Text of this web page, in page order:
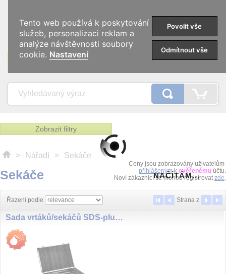
KATEGORIE
Zobrazit filtry
> Nářadí > Sekáče
Ceny jsou zobrazovány uživatelům
přihlášenýmk ověřenému účtu.
Noví zákaznící se mohou registrovatzde.
Sekáče
Řazení podle Strana z
NAČÍTÁM...
Sada vrtáků/sekáčů SDS-plus SP, 17dílná, v hliníkovém kufru
Tento web používá k poskytování
služeb, personalizaci reklam a
analýze návštěvnosti soubory
cookie. Nastavení
Povolit vše
Odmítnout vše